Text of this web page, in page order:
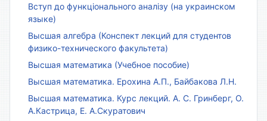
Вступ до функціонального аналізу (на украинском
языке)
Высшая алгебра (Конспект лекций для студентов
физико-технического факультета)
Высшая математика (Учебное пособие)
Высшая математика. Ерохина А.П., Байбакова Л.Н.
Высшая математика. Курс лекций. А. С. Гринберг, О.
А.Кастрица, Е. А.Скуратович